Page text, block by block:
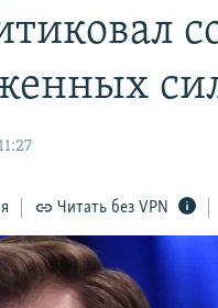
Читать без VPN